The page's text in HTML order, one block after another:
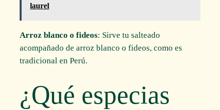
laurel
Arroz blanco o fideos: Sirve tu salteado
acompañado de arroz blanco o fideos, como es
tradicional en Perú.
¿Qué especias